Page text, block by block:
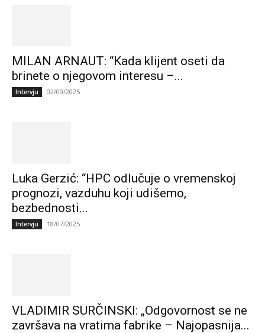
MILAN ARNAUT: “Kada klijent oseti da
brinete o njegovom interesu –...
Intervju 02/09/2025
Luka Gerzić: “HPC odlučuje o vremenskoj
prognozi, vazduhu koji udišemo,
bezbednosti...
Intervju 18/07/2025
VLADIMIR SURČINSKI: „Odgovornost se ne
završava na vratima fabrike – Najopasnija...